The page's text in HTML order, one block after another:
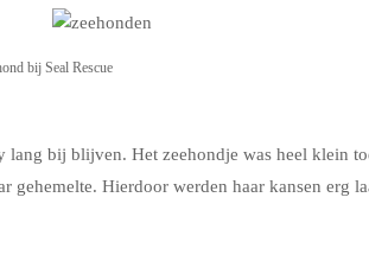
bij Seal Rescue
bij blijven. Het zeehondje was heel klein
gehemelte. Hierdoor werden haar kansen erg